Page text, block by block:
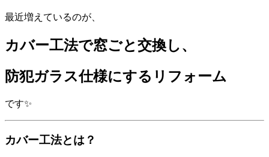
最近増えているのが、
カバー工法で窓ごと交換し、
防犯ガラス仕様にするリフォーム
です✨
カバー工法とは？